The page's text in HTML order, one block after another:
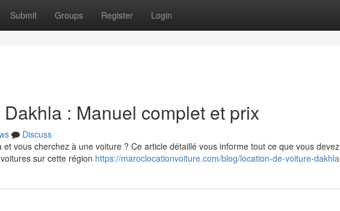
Submit Groups Register Login
: Manuel complet et prix
Discuss
vous cherchez à une voiture ? Ce article détaillé vous informe tout ce que vous devez
sur cette région https://maroclocationvoiture.com/blog/location-de-voiture-dakhla